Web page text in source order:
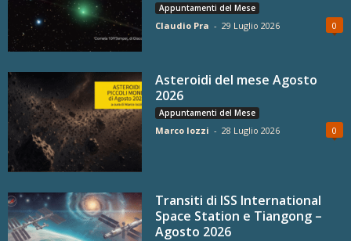
Appuntamenti del Mese
Claudio Pra - 29 Luglio 2026 0
Asteroidi del mese Agosto
2026
Appuntamenti del Mese
Marco Iozzi - 28 Luglio 2026 0
Transiti di ISS International
Space Station e Tiangong –
Agosto 2026